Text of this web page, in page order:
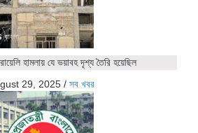
হামলায় যে ভয়াবহ দৃশ্য তৈরি হয়েছিল
29, 2025 / সব খবর